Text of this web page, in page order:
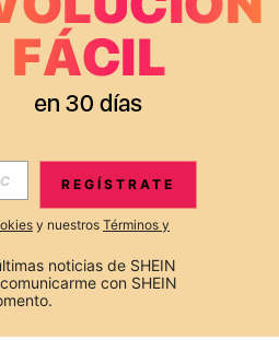
DE SHEIN
Suscribir
REGÍSTRATE
y nuestros Términos y
noticias de SHEIN
con SHEIN